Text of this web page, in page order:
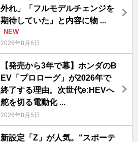
外れ」「フルモデルチェンジを
期待していた」と内容に物 ...
NEW
2026年8月6日
【発売から3年で幕】ホンダのB
EV「プロローグ」が2026年で
終了する理由。次世代e:HEVへ
舵を切る電動化 ...
2026年8月5日
新設定「Z」が人気。“スポーテ